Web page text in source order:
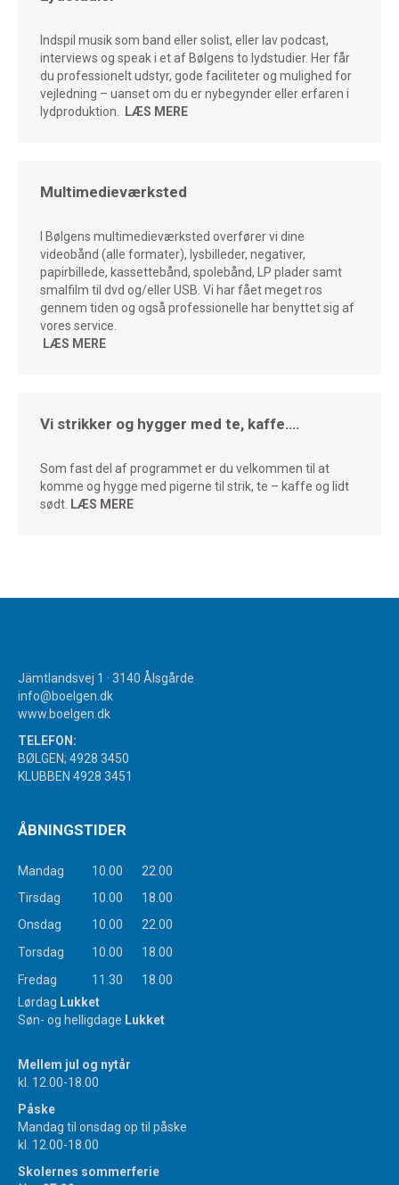
Indspil musik som band eller solist, eller lav podcast,
interviews og speak i et af Bølgens to lydstudier. Her får
du professionelt udstyr, gode faciliteter og mulighed for
vejledning – uanset om du er nybegynder eller erfaren i
lydproduktion.
LÆS MERE
Multimedieværksted
I Bølgens multimedieværksted overfører vi dine
videobånd (alle formater), lysbilleder, negativer,
papirbillede, kassettebånd, spolebånd, LP plader samt
smalfilm til dvd og/eller USB. Vi har fået meget ros
gennem tiden og også professionelle har benyttet sig af
vores service.
LÆS MERE
Vi strikker og hygger med te, kaffe….
Som fast del af programmet er du velkommen til at
komme og hygge med pigerne til strik, te – kaffe og lidt
sødt. LÆS MERE
Jämtlandsvej 1 · 3140 Ålsgårde
info@boelgen.dk
www.boelgen.dk
TELEFON:
BØLGEN; 4928 3450
KLUBBEN 4928 3451
ÅBNINGSTIDER
Mandag 10.00
22.00
Tirsdag
10.00
18.00
Onsdag
10.00
22.00
Torsdag
10.00
18.00
Fredag
11.30
18.00
Lørdag Lukket
Søn- og helligdage Lukket
Mellem jul og nytår
kl. 12.00-18.00
Påske
Mandag til onsdag op til påske
kl. 12.00-18.00
Skolernes sommerferie